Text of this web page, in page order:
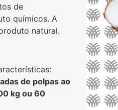
de
químicos. A
natural.
de polpas ao
kg ou 60